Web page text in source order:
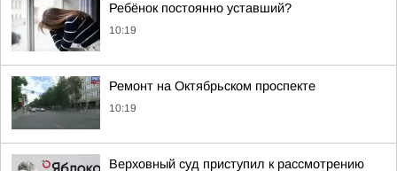
Ребёнок постоянно уставший?
10:19
Ремонт на Октябрьском проспекте
10:19
Верховный суд приступил к рассмотрению